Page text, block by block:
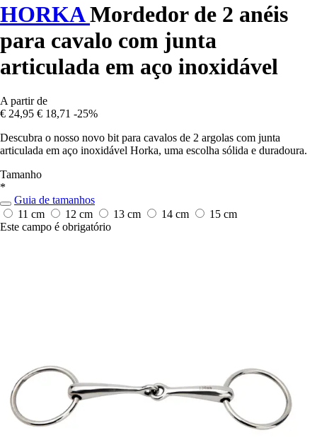
HORKAMordedor de 2 anéis
para cavalo com junta
articulada em aço inoxidável
A partir de
€ 24,95 € 18,71 -25%
Descubra o nosso novo bit para cavalos de 2 argolas com junta
articulada em aço inoxidável Horka, uma escolha sólida e duradoura.
Tamanho
*
Guia de tamanhos
11 cm
12 cm 13 cm 14 cm
15 cm
Este campo é obrigatório